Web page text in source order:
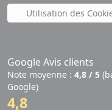
Utilisation des
Google Avis clients
Note moyenne : 4,8 / 5
Google)
4,8